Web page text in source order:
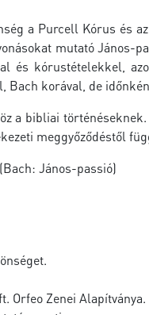
a Purcell Kórus és
mutató János-
és kórustételekkel,
Bach korával, de
a bibliai
meggyőződéstől
János-passió)
Orfeo Zenei Alapítványa.